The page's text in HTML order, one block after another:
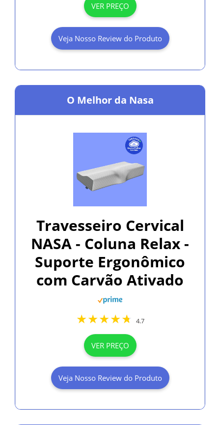
VER PREÇO
Veja Nosso Review do Produto
O Melhor da Nasa
Travesseiro Cervical
NASA - Coluna Relax -
Suporte Ergonômico
com Carvão Ativado
4.7
VER PREÇO
Veja Nosso Review do Produto